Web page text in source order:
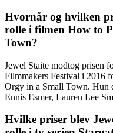
Hvornår og hvilken
rolle i filmen How to
Town?
Jewel Staite modtog prisen
Filmmakers Festival i 2016
Orgy in a Small Town. Hun
Ennis Esmer, Lauren Lee
Hvilke priser blev